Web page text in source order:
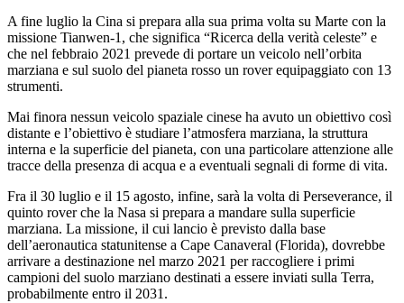
A fine luglio la Cina si prepara alla sua prima volta su Marte con la
missione Tianwen-1, che significa “Ricerca della verità celeste” e
che nel febbraio 2021 prevede di portare un veicolo nell’orbita
marziana e sul suolo del pianeta rosso un rover equipaggiato con 13
strumenti.
Mai finora nessun veicolo spaziale cinese ha avuto un obiettivo così
distante e l’obiettivo è studiare l’atmosfera marziana, la struttura
interna e la superficie del pianeta, con una particolare attenzione alle
tracce della presenza di acqua e a eventuali segnali di forme di vita.
Fra il 30 luglio e il 15 agosto, infine, sarà la volta di Perseverance, il
quinto rover che la Nasa si prepara a mandare sulla superficie
marziana. La missione, il cui lancio è previsto dalla base
dell’aeronautica statunitense a Cape Canaveral (Florida), dovrebbe
arrivare a destinazione nel marzo 2021 per raccogliere i primi
campioni del suolo marziano destinati a essere inviati sulla Terra,
probabilmente entro il 2031.